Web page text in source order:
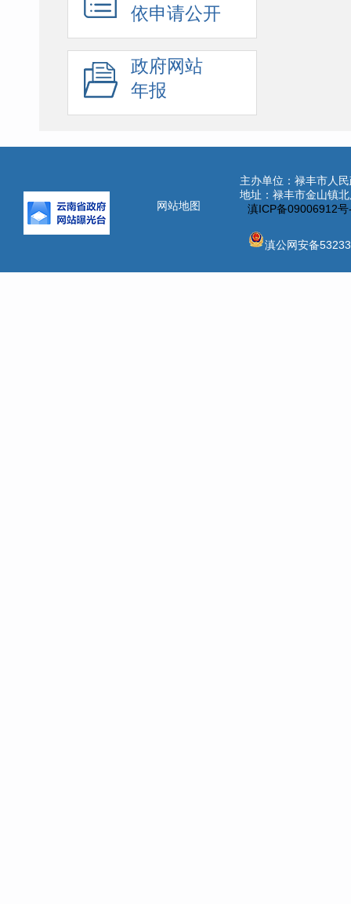
依申请公开
政府网站
年报
网站地图
主办单位：禄丰市人
地址：禄丰市金山镇
滇ICP备09006912
滇公网安备